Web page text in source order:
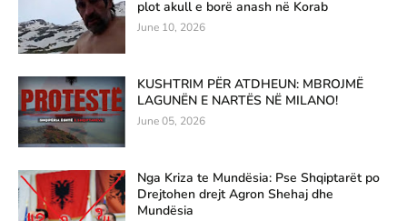
plot akull e borë anash në Korab
June 10, 2026
KUSHTRIM PËR ATDHEUN: MBROJMË
LAGUNËN E NARTËS NË MILANO!
June 05, 2026
Nga Kriza te Mundësia: Pse Shqiptarët po
Drejtohen drejt Agron Shehaj dhe
Mundësia